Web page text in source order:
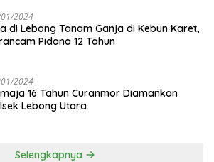
2024
di Lebong Tanam Ganja di Kebun Karet,
Pidana 12 Tahun
2024
16 Tahun Curanmor Diamankan
Lebong Utara
Selengkapnya